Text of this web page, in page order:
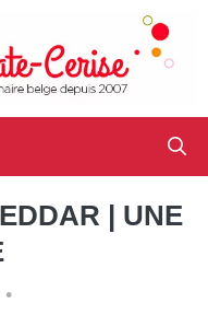
| UNE
•